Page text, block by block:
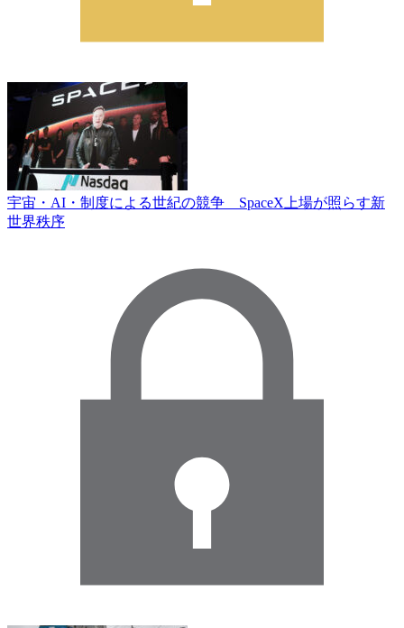
宇宙・AI・制度による世紀の競争 SpaceX上場が照らす新
世界秩序